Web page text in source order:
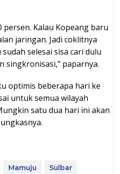
persen. Kalau Kopeang baru
jaringan. Jadi coklitnya
selesai sisa cari dulu
singkronisasi,” paparnya.
optimis beberapa hari ke
untuk semua wilayah
satu dua hari ini akan
Mamuju
Sulbar